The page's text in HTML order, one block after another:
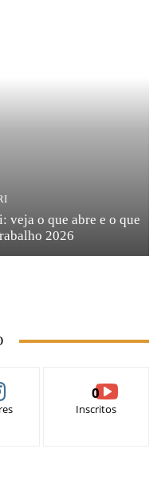
veja o que abre e o que
2026
0
Inscritos